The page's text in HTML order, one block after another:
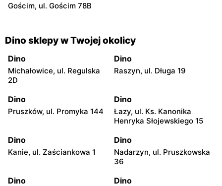
Gościm, ul. Gościm 78B
Dino sklepy w Twojej okolicy
Dino
Michałowice, ul. Regulska
2D
Dino
Raszyn, ul. Długa 19
Dino
Pruszków, ul. Promyka 144
Dino
Łazy, ul. Ks. Kanonika
Henryka Słojewskiego 15
Dino
Kanie, ul. Zaściankowa 1
Dino
Nadarzyn, ul. Pruszkowska
36
Dino Dino